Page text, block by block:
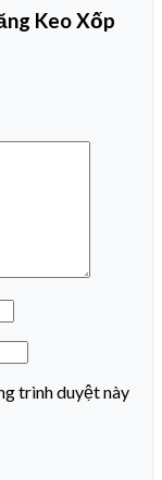
Keo Xốp
trình duyệt này